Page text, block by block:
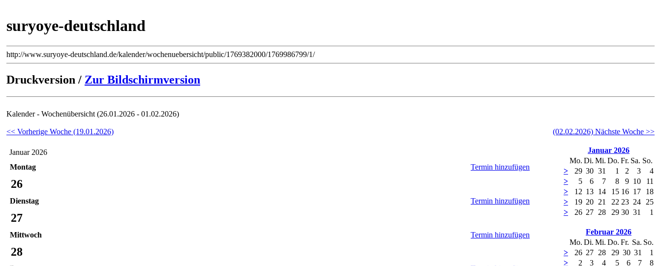
suryoye-deutschland
http://www.suryoye-deutschland.de/kalender/wochenuebersicht/public/1769382000/1769986799/1/
Druckversion / Zur Bildschirmversion
Kalender - Wochenübersicht (26.01.2026 - 01.02.2026)
<< Vorherige Woche (19.01.2026) (02.02.2026) Nächste Woche >>
Januar 2026
Montag
Termin hinzufügen
26
Dienstag Termin hinzufügen
27
Mittwoch Termin hinzufügen
28
Januar 2026
Mo. Di. Mi. Do. Fr. Sa. So.
>
29 30 31 1 2 3
4
>
5 6 7 8 9 10
11
>
12 13 14 15 16 17
18
>
19 20 21 22 23 24
25
>
26 27 28 29 30 31 1
Februar 2026
Mo. Di. Mi. Do. Fr. Sa. So.
>
26 27 28 29 30 31
1
>
2 3 4 5 6 7
8